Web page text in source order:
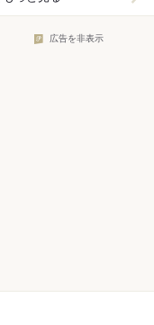
広告を非表示